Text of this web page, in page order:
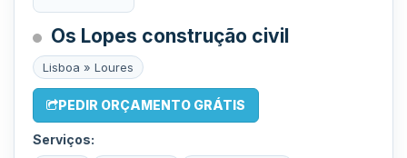
Os Lopes construção civil
Lisboa » Loures
PEDIR ORÇAMENTO GRÁTIS
Serviços: